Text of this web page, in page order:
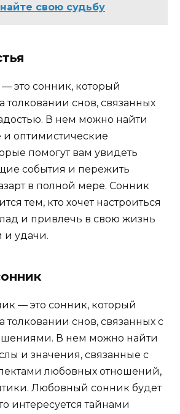
свою судьбу
это сонник, который
толковании снов, связанных
В нем можно найти
оптимистические
помогут вам увидеть
события и пережить
в полной мере. Сонник
тем, кто хочет настроиться
и привлечь в свою жизнь
и удачи.
— это сонник, который
толковании снов, связанных с
В нем можно найти
и значения, связанные с
любовных отношений,
Любовный сонник будет
интересуется тайнами